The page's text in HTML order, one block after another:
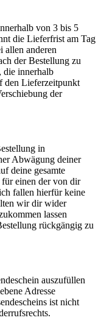
von 3 bis 5
die Lieferfrist am Tag
allen anderen
der Bestellung zu
die innerhalb
den Lieferzeitpunkt
der
in
Abwägung deiner
deine gesamte
einen der von dir
fallen hierfür keine
wir dir wider
lassen
rückgängig zu
auszufüllen
Adresse
ist nicht